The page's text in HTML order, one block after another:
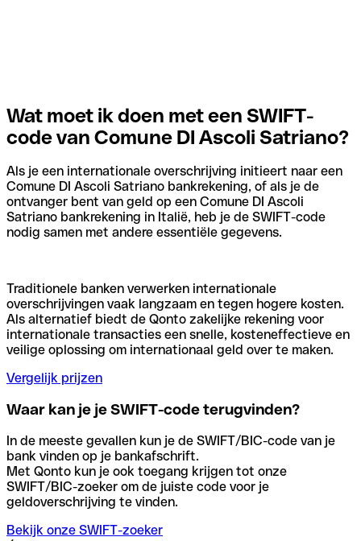
Wat moet ik doen met een SWIFT-
code van Comune DI Ascoli Satriano?
Als je een internationale overschrijving initieert naar een
Comune DI Ascoli Satriano bankrekening, of als je de
ontvanger bent van geld op een Comune DI Ascoli
Satriano bankrekening in Italië, heb je de SWIFT-code
nodig samen met andere essentiële gegevens.
Traditionele banken verwerken internationale
overschrijvingen vaak langzaam en tegen hogere kosten.
Als alternatief biedt de Qonto zakelijke rekening voor
internationale transacties een snelle, kosteneffectieve en
veilige oplossing om internationaal geld over te maken.
Vergelijk prijzen
Waar kan je je SWIFT-code terugvinden?
In de meeste gevallen kun je de SWIFT/BIC-code van je
bank vinden op je bankafschrift.
Met Qonto kun je ook toegang krijgen tot onze
SWIFT/BIC-zoeker om de juiste code voor je
geldoverschrijving te vinden.
Bekijk onze SWIFT-zoeker